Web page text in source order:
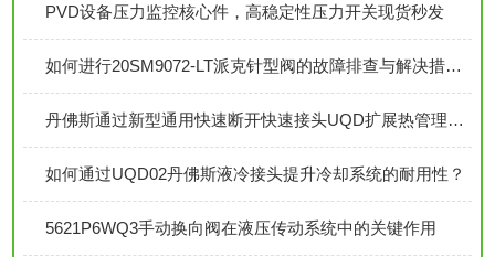
PVD设备压力监控核心件，高稳定性压力开关现货秒发
如何进行20SM9072-LT派克针型阀的故障排查与解决措施？
丹佛斯通过新型通用快速断开快速接头UQD扩展热管理产品组合
如何通过UQD02丹佛斯液冷接头提升冷却系统的耐用性？
5621P6WQ3手动换向阀在液压传动系统中的关键作用